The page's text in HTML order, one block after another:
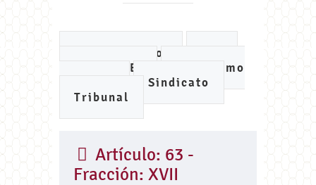
Ayuntamiento
IMCUFIDE
Organismo
Sindicato
Tribunal
Artículo: 63 -
Fracción: XVII